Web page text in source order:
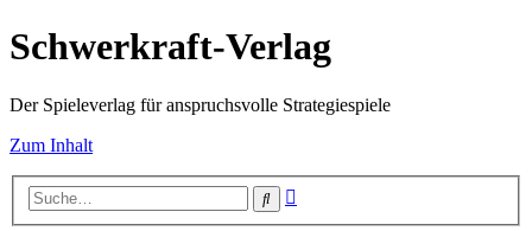
Schwerkraft-Verlag
Der Spieleverlag für anspruchsvolle Strategiespiele
Zum Inhalt
Suche